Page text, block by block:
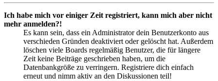
Ich habe mich vor einiger Zeit registriert, kann mich aber nicht
mehr anmelden?!
Es kann sein, dass ein Administrator dein Benutzerkonto aus
verschieden Gründen deaktiviert oder gelöscht hat. Außerdem
löschen viele Boards regelmäßig Benutzer, die für längere
Zeit keine Beiträge geschrieben haben, um die
Datenbankgröße zu verringern. Registriere dich einfach
erneut und nimm aktiv an den Diskussionen teil!